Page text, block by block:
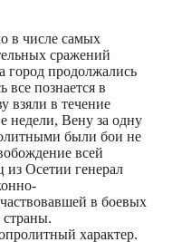
в числе самых
сражений
город продолжались
все познается в
взяли в течение
недели, Вену за одну
были бои не
всей
Осетии генерал
в боевых
страны.
характер.